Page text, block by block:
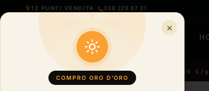
12 PUNTI VENDITA 338 229 87 31
● LIVE
ORO 22KT ·91,31 €/gORO 21KT · 86,80 €/gORO
×
COMPRO ORO D’ORO